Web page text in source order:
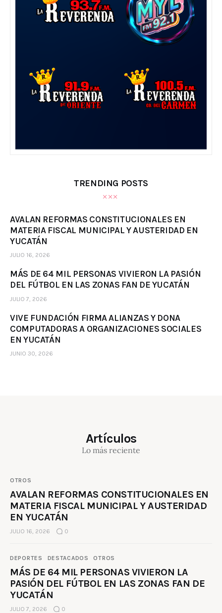
TRENDING POSTS
AVALAN REFORMAS CONSTITUCIONALES EN
MATERIA FISCAL MUNICIPAL Y AUSTERIDAD EN
YUCATÁN
JULIO 16, 2026
MÁS DE 64 MIL PERSONAS VIVIERON LA PASIÓN
DEL FÚTBOL EN LAS ZONAS FAN DE YUCATÁN
JULIO 7, 2026
VIVE FUNDACIÓN FIRMA ALIANZAS Y DONA
COMPUTADORAS A ORGANIZACIONES SOCIALES
EN YUCATÁN
JUNIO 30, 2026
Artículos
Lo más reciente
OTROS
AVALAN REFORMAS CONSTITUCIONALES EN
MATERIA FISCAL MUNICIPAL Y AUSTERIDAD
EN YUCATÁN
JULIO 16, 2026 0
DEPORTES DESTACADOS OTROS
MÁS DE 64 MIL PERSONAS VIVIERON LA
PASIÓN DEL FÚTBOL EN LAS ZONAS FAN DE
YUCATÁN
JULIO 7, 2026 0